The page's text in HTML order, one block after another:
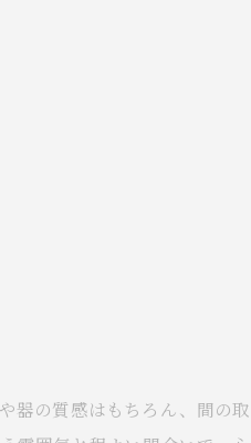
の質感はもちろん、間の取